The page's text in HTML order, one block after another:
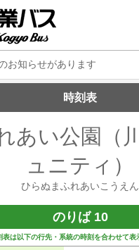
お知らせがあります
時刻表
あい公園（
ュニティ）
ひらぬまふれあいこうえん
のりば 10
は以下の行先・系統の時刻を合わせて表